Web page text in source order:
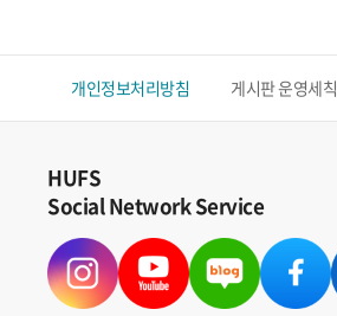
개인정보처리방침 게시판 운영세칙
HUFS
Social Network Service